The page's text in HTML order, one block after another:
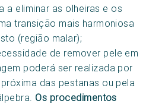
a eliminar as olheiras e os
transição mais harmoniosa
(região malar);
de remover pele em
poderá ser realizada por
das pestanas ou pela
Os procedimentos